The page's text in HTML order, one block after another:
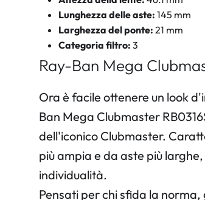
Lunghezza delle aste: 145 mm
Larghezza del ponte: 21 mm
Categoria filtro: 3
Ray-Ban Mega
Ora è facile ottenere un look
Ban Mega Clubmaster
dell'iconico Clubmaster.
più ampia e da aste più
individualità.
Pensati per chi sfida la